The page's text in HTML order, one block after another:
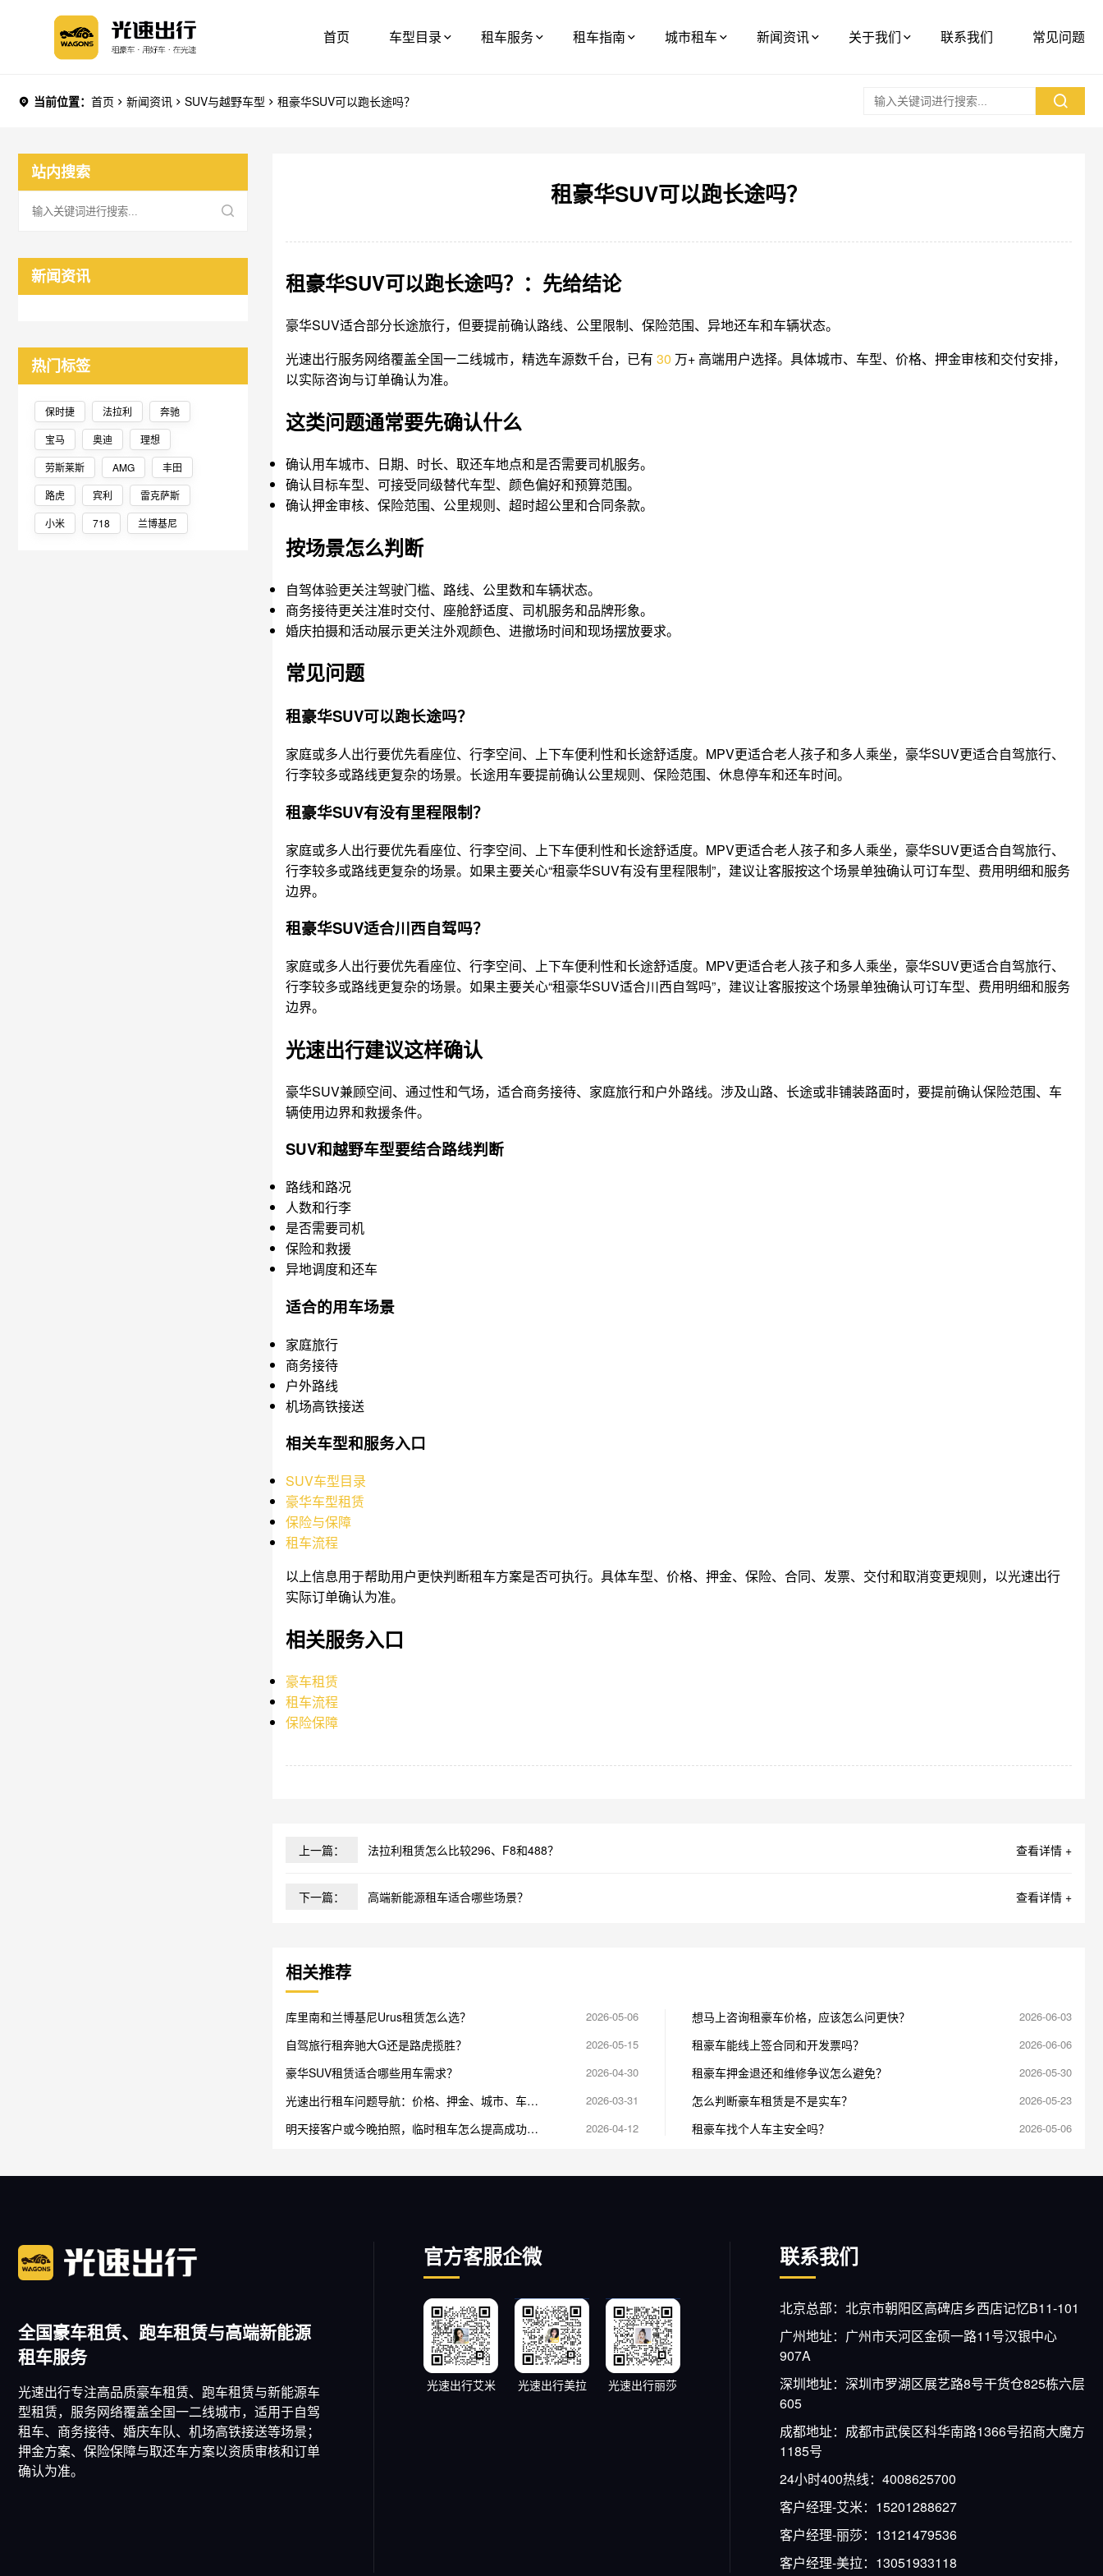
首页 车型目录 租车服务 租车指南 城市租车 新闻资讯 关于我们 联系我们 常见问题
当前位置： 首页 新闻资讯 SUV与越野车型 租豪华SUV可以跑长途吗？
站内搜索
新闻资讯
热门标签
保时捷 法拉利
奔驰
宝马
奥迪
理想
劳斯莱斯
AMG
丰田
路虎
宾利
雷克萨斯
小米
718 兰博基尼
租豪华SUV可以跑长途吗？
租豪华SUV可以跑长途吗？：先给结论
豪华SUV适合部分长途旅行，但要提前确认路线、公里限制、保险范围、异地还车和车辆状态。
光速出行服务网络覆盖全国一二线城市，精选车源数千台，已有 30 万+ 高端用户选择。具体城市、车型、价格、押金审核和交付安排，
以实际咨询与订单确认为准。
这类问题通常要先确认什么
确认用车城市、日期、时长、取还车地点和是否需要司机服务。
确认目标车型、可接受同级替代车型、颜色偏好和预算范围。
确认押金审核、保险范围、公里规则、超时超公里和合同条款。
按场景怎么判断
自驾体验更关注驾驶门槛、路线、公里数和车辆状态。
商务接待更关注准时交付、座舱舒适度、司机服务和品牌形象。
婚庆拍摄和活动展示更关注外观颜色、进撤场时间和现场摆放要求。
常见问题
租豪华SUV可以跑长途吗？
家庭或多人出行要优先看座位、行李空间、上下车便利性和长途舒适度。MPV更适合老人孩子和多人乘坐，豪华SUV更适合自驾旅行、
行李较多或路线更复杂的场景。长途用车要提前确认公里规则、保险范围、休息停车和还车时间。
租豪华SUV有没有里程限制？
家庭或多人出行要优先看座位、行李空间、上下车便利性和长途舒适度。MPV更适合老人孩子和多人乘坐，豪华SUV更适合自驾旅行、
行李较多或路线更复杂的场景。如果主要关心“租豪华SUV有没有里程限制”，建议让客服按这个场景单独确认可订车型、费用明细和服务
边界。
租豪华SUV适合川西自驾吗？
家庭或多人出行要优先看座位、行李空间、上下车便利性和长途舒适度。MPV更适合老人孩子和多人乘坐，豪华SUV更适合自驾旅行、
行李较多或路线更复杂的场景。如果主要关心“租豪华SUV适合川西自驾吗”，建议让客服按这个场景单独确认可订车型、费用明细和服务
边界。
光速出行建议这样确认
豪华SUV兼顾空间、通过性和气场，适合商务接待、家庭旅行和户外路线。涉及山路、长途或非铺装路面时，要提前确认保险范围、车
辆使用边界和救援条件。
SUV和越野车型要结合路线判断
路线和路况
人数和行李
是否需要司机
保险和救援
异地调度和还车
适合的用车场景
家庭旅行
商务接待
户外路线
机场高铁接送
相关车型和服务入口
SUV车型目录
豪华车型租赁
保险与保障
租车流程
以上信息用于帮助用户更快判断租车方案是否可执行。具体车型、价格、押金、保险、合同、发票、交付和取消变更规则，以光速出行
实际订单确认为准。
相关服务入口
豪车租赁
租车流程
保险保障
上一篇： 查看详情 +
法拉利租赁怎么比较296、F8和488？
下一篇： 查看详情 +
高端新能源租车适合哪些场景？
相关推荐
库里南和兰博基尼Urus租赁怎么选？ 2026-05-06
自驾旅行租奔驰大G还是路虎揽胜？ 2026-05-15
豪华SUV租赁适合哪些用车需求？ 2026-04-30
光速出行租车问题导航：价格、押金、城市、车型
2026-03-31
明天接客户或今晚拍照，临时租车怎么提高成功
2026-04-12
想马上咨询租豪车价格，应该怎么问更快？ 2026-06-03
租豪车能线上签合同和开发票吗？ 2026-06-06
租豪车押金退还和维修争议怎么避免？ 2026-05-30
怎么判断豪车租赁是不是实车？ 2026-05-23
租豪车找个人车主安全吗？ 2026-05-06
全国豪车租赁、跑车租赁与高端新能源
租车服务
光速出行专注高品质豪车租赁、跑车租赁与新能源车
型租赁，服务网络覆盖全国一二线城市，适用于自驾
租车、商务接待、婚庆车队、机场高铁接送等场景；
押金方案、保险保障与取还车方案以资质审核和订单
确认为准。
官方客服企微
光速出行艾米 光速出行美拉 光速出行丽莎
联系我们
北京总部：北京市朝阳区高碑店乡西店记忆B11-101
广州地址：广州市天河区金硕一路11号汉银中心
907A
深圳地址：深圳市罗湖区展艺路8号干货仓825栋六层
605
成都地址：成都市武侯区科华南路1366号招商大魔方
1185号
24小时400热线：4008625700
客户经理-艾米：15201288627
客户经理-丽莎：13121479536
客户经理-美拉：13051933118